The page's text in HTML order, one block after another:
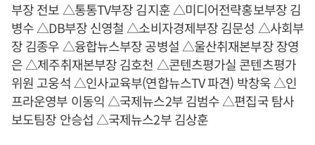
부장 전보 △통통TV부장 김지훈 △미디어전략홍보부장 김
병수 △DB부장 신영철 △소비자경제부장 김문성 △사회부
장 김종우 △융합뉴스부장 공병설 △울산취재본부장 장영
은 △제주취재본부장 김호천 △콘텐츠평가실 콘텐츠평가
위원 고웅석 △인사교육부(연합뉴스TV 파견) 박창욱 △인
프라운영부 이동익 △국제뉴스2부 김범수 △편집국 탐사
보도팀장 안승섭 △국제뉴스2부 김상훈